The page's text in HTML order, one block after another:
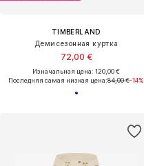
TIMBERLAND
Демисезонная куртка
72,00 €
Изначальная цена: 120,00 €
Последняя самая низкая цена:84,00 €-14%